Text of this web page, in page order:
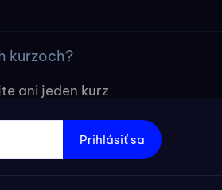
kurzoch?
ani jeden kurz
Prihlásiť sa